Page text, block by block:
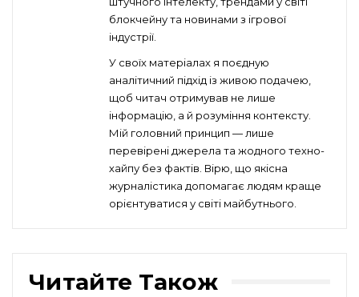
блокчейну та новинами з ігрової
індустрії.
У своїх матеріалах я поєдную
аналітичний підхід із живою подачею,
щоб читач отримував не лише
інформацію, а й розуміння контексту.
Мій головний принцип — лише
перевірені джерела та жодного техно-
хайпу без фактів. Вірю, що якісна
журналістика допомагає людям краще
орієнтуватися у світі майбутнього.
Читайте Також